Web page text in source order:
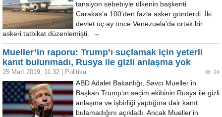
tansiyon sebebiyle ülkenin başkenti
Carakas'a 100'den fazla asker gönderdi. İki
devlet üç ay önce Venezuela'da ortak bir
askeri tatbikat düzenlemişti. →
Mueller’in raporu: Trump’ı suçlamak için yeterli
kanıt bulunmadı, Rusya ile gizli anlaşma yok
25 Mart 2019, 11:32 Politika 24
ABD Adalet Bakanlığı, Savcı Mueller’in
Başkan Trump’ın seçim ekibinin Rusya ile gizli
anlaşma ve işbirliği yaptığına dair kanıt
bulamadığını açıkladı. Ancak Mueller'in